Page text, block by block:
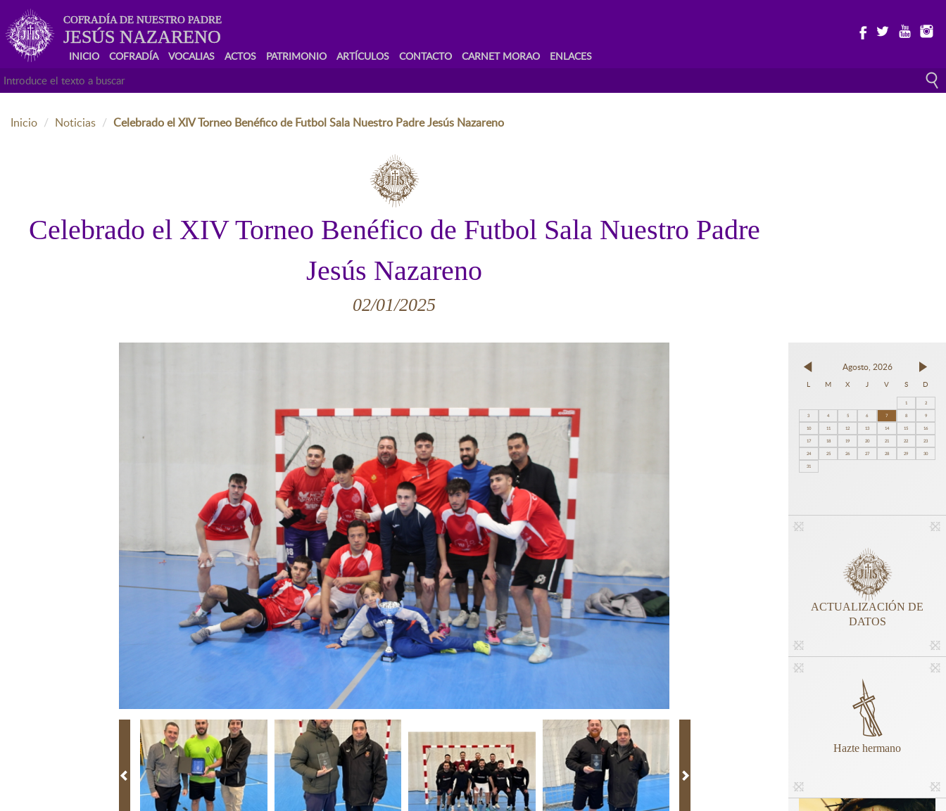
COFRADÍA DE NUESTRO PADRE
JESÚS NAZARENO
INICIO COFRADÍA VOCALIAS ACTOS PATRIMONIO ARTÍCULOS CONTACTO CARNET MORAO ENLACES
Inicio Noticias Celebrado el XIV Torneo Benéfico de Futbol Sala Nuestro Padre Jesús Nazareno
Celebrado el XIV Torneo Benéfico de Futbol Sala Nuestro Padre
Jesús Nazareno
02/01/2025
Agosto, 2026
L M X J V S D
1
2
3
4 5 6 7 8
9
10
11 12 13 14 15
16
17
18 19 20 21 22
23
24
25 26 27 28 29
30
31
ACTUALIZACIÓN DE
DATOS
Hazte hermano